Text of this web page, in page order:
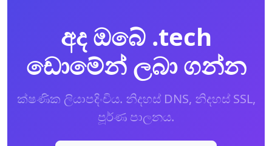
අද ඔබේ .tech
ඩොමේන් ලබා ගන්න
ක්ෂණික ලියාපදිංචිය. නිදහස් DNS, නිදහස් SSL,
පූර්ණ පාලනය.